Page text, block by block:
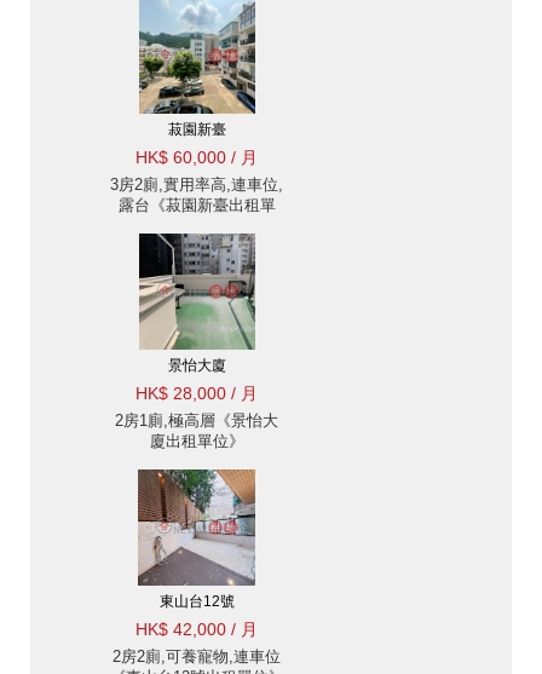
菽園新臺
HK$ 60,000 / 月
3房2廁,實用率高,連車位,
露台《菽園新臺出租單
景怡大廈
HK$ 28,000 / 月
2房1廁,極高層《景怡大
廈出租單位》
東山台12號
HK$ 42,000 / 月
2房2廁,可養寵物,連車位